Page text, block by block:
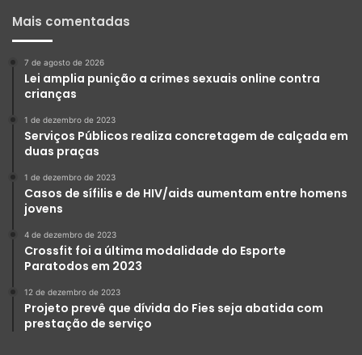
Mais comentadas
7 de agosto de 2026
Lei amplia punição a crimes sexuais online contra
crianças
1 de dezembro de 2023
Serviços Públicos realiza concretagem de calçada em
duas praças
1 de dezembro de 2023
Casos de sífilis e de HIV/aids aumentam entre homens
jovens
4 de dezembro de 2023
Crossfit foi a última modalidade do Esporte
Paratodos em 2023
12 de dezembro de 2023
Projeto prevê que dívida do Fies seja abatida com
prestação de serviço